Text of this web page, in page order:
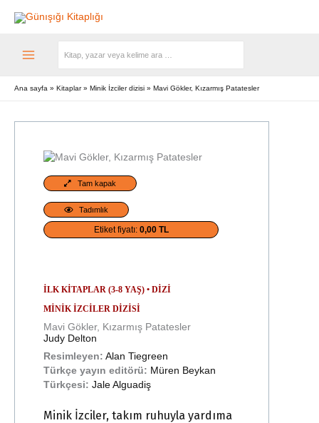
for:
Ana sayfa Kitaplar Minik İzciler dizisi Mavi Gökler, Kızarmış Patatesler
Tam kapak
Tadımlık
Etiket fiyatı: 0,00 TL
İLK KITAPLAR (3-8 YAŞ) • DIZI
MINIK İZCILER DIZISI
Mavi Gökler, Kızarmış Patatesler
Judy Delton
Resimleyen: Alan Tiegreen
Türkçe yayın editörü: Müren Beykan
Türkçesi: Jale Alguadiş
Minik İzciler, takım ruhuyla yardıma